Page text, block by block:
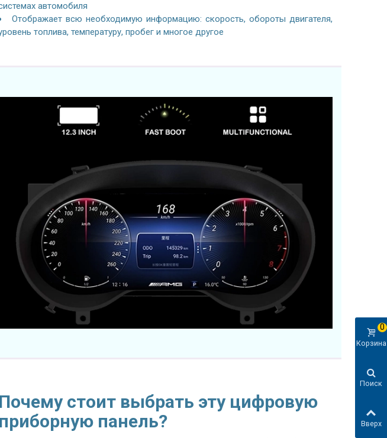
автомобиля
Отображает всю необходимую информацию: скорость, обороты двигателя,
топлива, температуру, пробег и многое другое
Почему стоит выбрать эту цифровую
приборную панель?
Корзина
0
Поиск
Вверх